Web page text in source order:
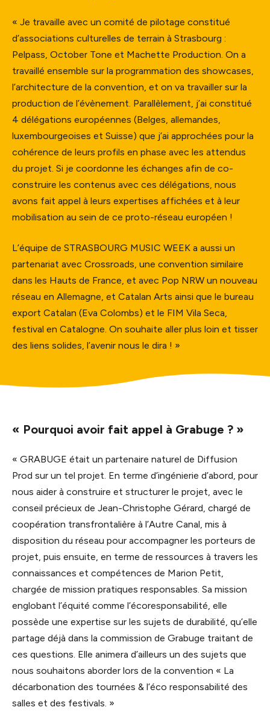
« Je travaille avec un comité de pilotage constitué
d’associations culturelles de terrain à Strasbourg :
Pelpass, October Tone et Machette Production. On a
travaillé ensemble sur la programmation des showcases,
l’architecture de la convention, et on va travailler sur la
production de l’évènement. Parallèlement, j’ai constitué
4 délégations européennes (Belges, allemandes,
luxembourgeoises et Suisse) que j’ai approchées pour la
cohérence de leurs profils en phase avec les attendus
du projet. Si je coordonne les échanges afin de co-
construire les contenus avec ces délégations, nous
avons fait appel à leurs expertises affichées et à leur
mobilisation au sein de ce proto-réseau européen !
L’équipe de STRASBOURG MUSIC WEEK a aussi un
partenariat avec Crossroads, une convention similaire
dans les Hauts de France, et avec Pop NRW un nouveau
réseau en Allemagne, et Catalan Arts ainsi que le bureau
export Catalan (Eva Colombs) et le FIM Vila Seca,
festival en Catalogne. On souhaite aller plus loin et tisser
des liens solides, l’avenir nous le dira ! »
« Pourquoi avoir fait appel à Grabuge ? »
« GRABUGE était un partenaire naturel de Diffusion
Prod sur un tel projet. En terme d’ingénierie d’abord, pour
nous aider à construire et structurer le projet, avec le
conseil précieux de Jean-Christophe Gérard, chargé de
coopération transfrontalière à l’Autre Canal, mis à
disposition du réseau pour accompagner les porteurs de
projet, puis ensuite, en terme de ressources à travers les
connaissances et compétences de Marion Petit,
chargée de mission pratiques responsables. Sa mission
englobant l’équité comme l’écoresponsabilité, elle
possède une expertise sur les sujets de durabilité, qu’elle
partage déjà dans la commission de Grabuge traitant de
ces questions. Elle animera d’ailleurs un des sujets que
nous souhaitons aborder lors de la convention « La
décarbonation des tournées & l’éco responsabilité des
salles et des festivals. »